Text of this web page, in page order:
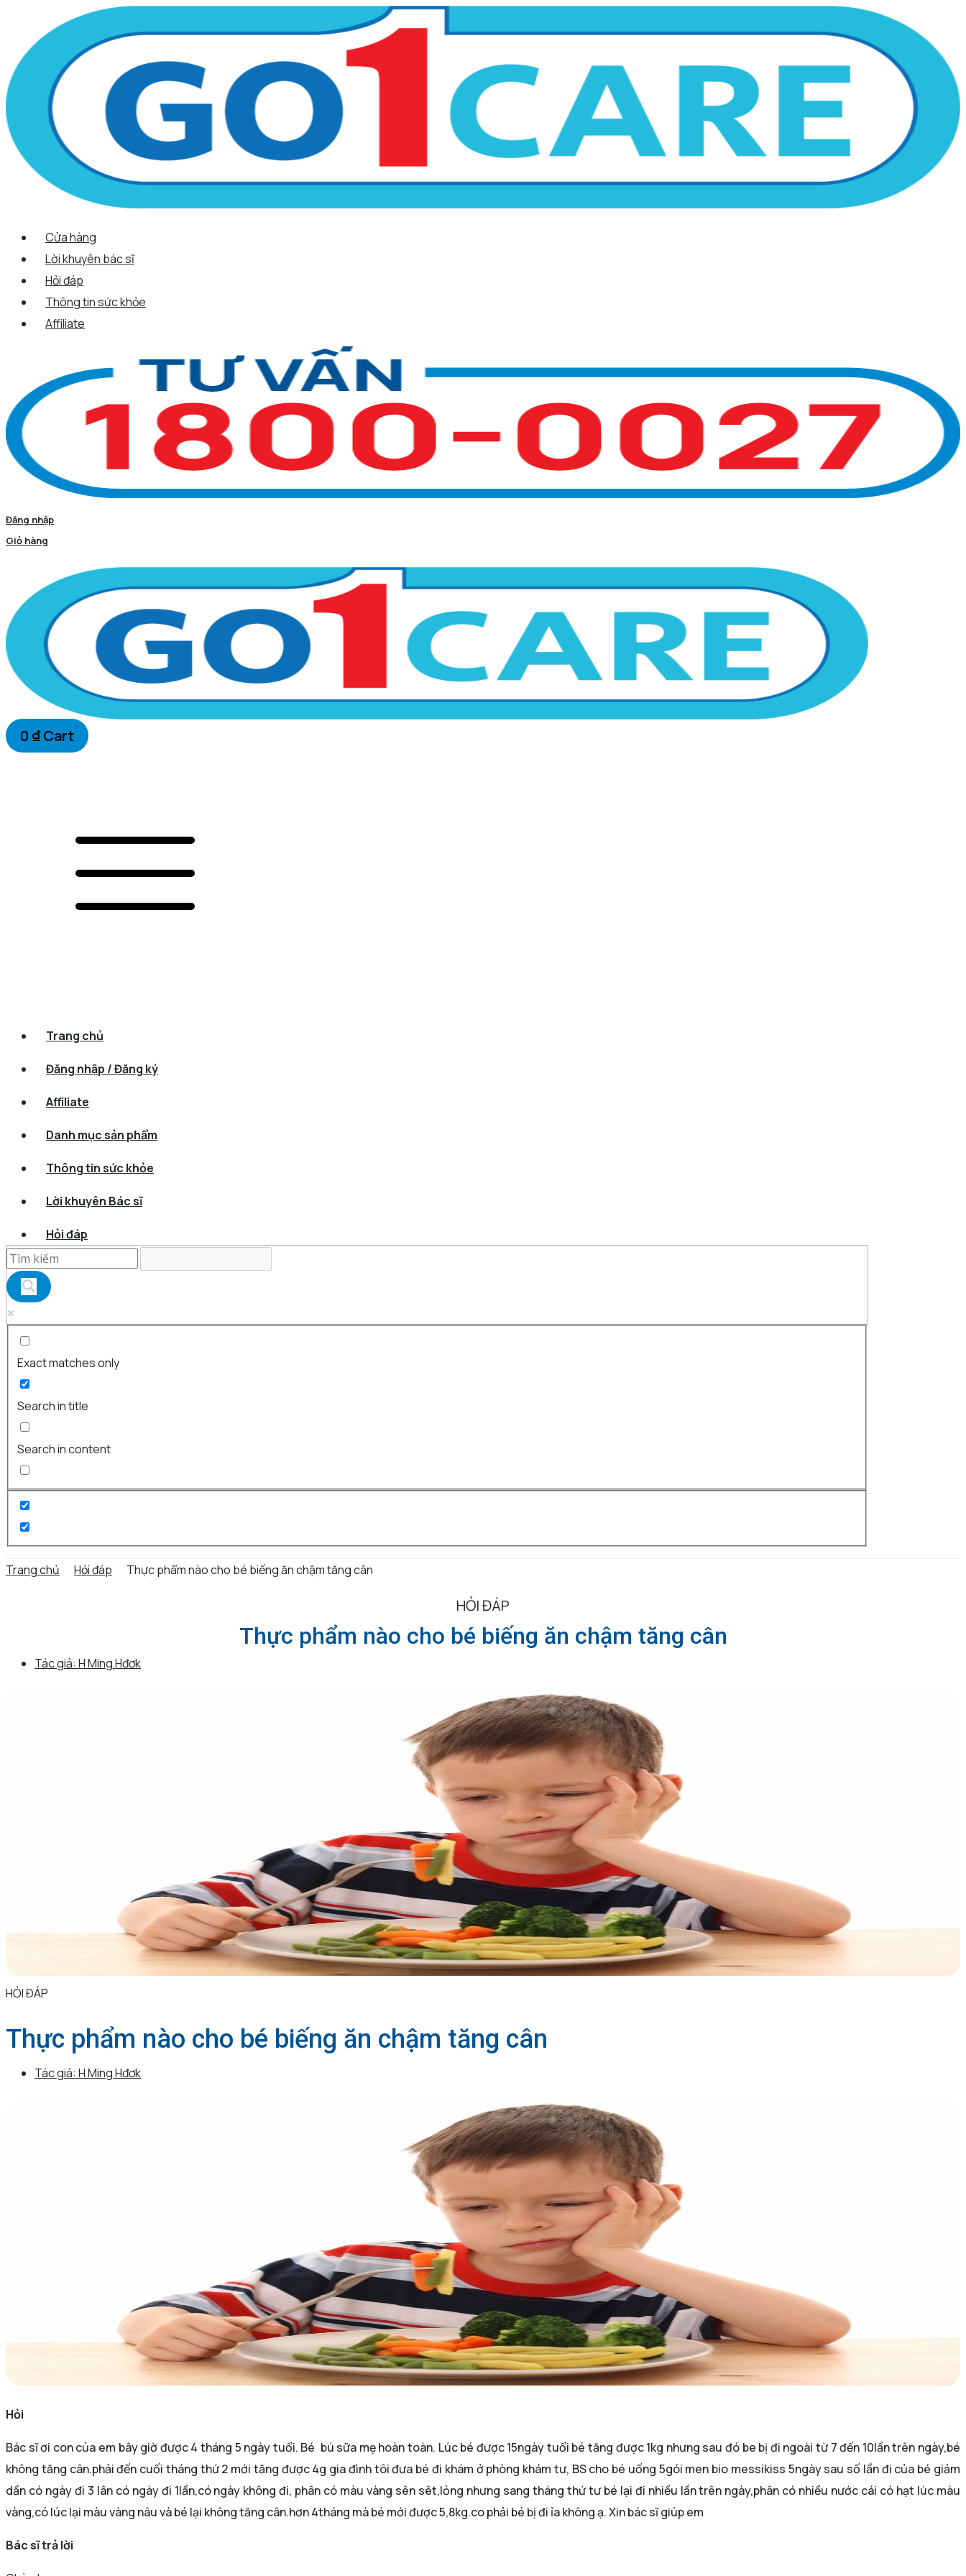
dung
Cửa hàng
Lời khuyên bác sĩ
Hỏi đáp
Thông tin sức khỏe
Affiliate
Đăng nhập
Giỏ hàng
0₫Cart
Trang chủ
Đăng nhập / Đăng ký
Affiliate
Danh mục sản phẩm
Thông tin sức khỏe
Lời khuyên Bác sĩ
Hỏi đáp
Exact matches only
Search in title
Search in content
Trang chủ Hỏi đáp Thực phẩm nào cho bé biếng ăn chậm tăng cân
HỎI ĐÁP
Thực phẩm nào cho bé biếng ăn chậm tăng cân
Tác giả: H Ming Hđơk
HỎI ĐÁP
Thực phẩm nào cho bé biếng ăn chậm tăng cân
Tác giả: H Ming Hđơk
Hỏi
Bác sĩ ơi con của em bây giờ được 4 tháng 5 ngày tuổi. Bé bú sữa mẹ hoàn toàn. Lúc bé được 15ngày tuổi bé tăng được 1kg nhưng sau đó be bị đi ngoài từ 7 đến 10lần trên ngày,bé
không tăng cân.phải đến cuối tháng thứ 2 mới tăng được 4g gia đình tôi đưa bé đi khám ở phòng khám tư, BS cho bé uống 5gói men bio messikiss 5ngày sau số lần đi của bé giảm
dần có ngày đi 3 lân có ngày đi 1lần,có ngày không đi, phân có màu vàng sên sêt,lỏng nhưng sang tháng thứ tư bé lại đi nhiều lần trên ngày,phân có nhiều nước cái có hạt lúc màu
vàng,có lúc lại màu vàng nâu và bé lại không tăng cân.hơn 4tháng mà bé mới được 5,8kg.co phải bé bị đi ỉa không ạ. Xin bác sĩ giúp em
Bác sĩ trả lời
web